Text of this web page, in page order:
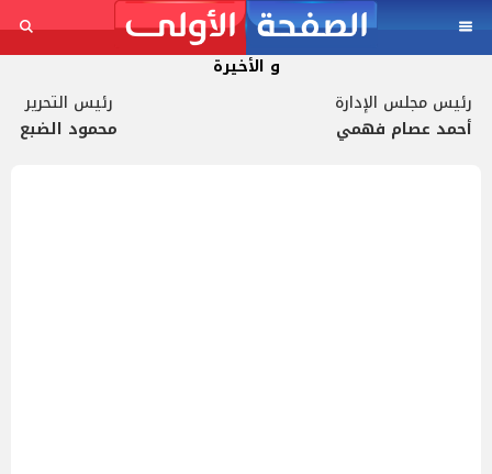
و الأخيرة
رئيس مجلس الإدارة
أحمد عصام فهمي
رئيس التحرير
محمود الضبع